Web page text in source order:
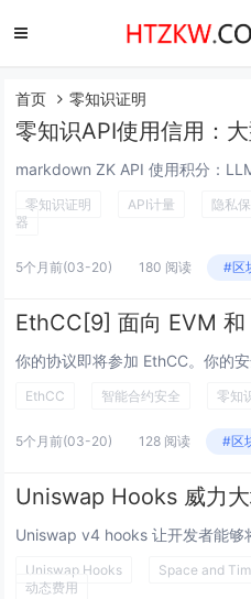
首页 零知识证明
零知识API使用信用：
零知识证明 API计量 隐私
器
5个月前(03-20) 180 阅读 #区
EthCC 智能合约安全 零知
5个月前(03-20) 128 阅读 #区
Uniswap Hooks 威力
Uniswap Hooks Space and
动态费用